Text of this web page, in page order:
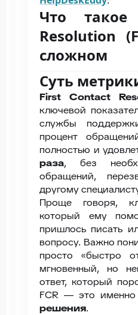
Что
Resolution
сложном
Суть
First Contact
ключевой
службы
процент
полностью и
раза, без
обращений,
другому
Проще говоря,
который ему
пришлось писать
вопросу. Важно
просто «быстро
мгновенный, но
ответ, который
FCR — это именно
решения.